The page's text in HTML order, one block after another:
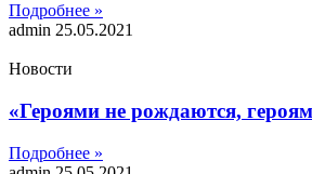
Подробнее »
admin 25.05.2021
Новости
«Героями не рождаются,
Подробнее »